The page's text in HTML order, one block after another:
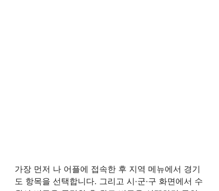
가장 먼저 나 어플에 접속한 후 지역 메뉴에서 경기
도 항목을 선택합니다. 그리고 시·군·구 화면에서 수